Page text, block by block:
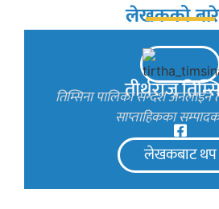
लेखकको
तीर्थराज
तिम्सिना पालिका सन्देश अनलाइन
साप्ताहिकका
लेखकबाट थप